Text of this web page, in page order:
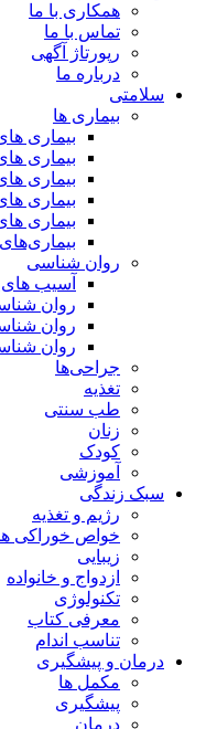
همکاری با ما
تماس با ما
رپورتاژ آگهی
درباره ما
سلامتی
بیماری ها
بیماری
بیماری
بیماری
بیماری
بیماری
روان شناسی
آسیب
روان
روان
روان
جراحی‌ها
تغذیه
طب سنتی
زنان
کودک
آموزشی
سبک زندگی
رژیم و تغذیه
خواص خوراکی
زیبایی
ازدواج و خانواده
تکنولوژی
معرفی کتاب
تناسب اندام
درمان و پیشگیری
مکمل ها
پیشگیری
درمان